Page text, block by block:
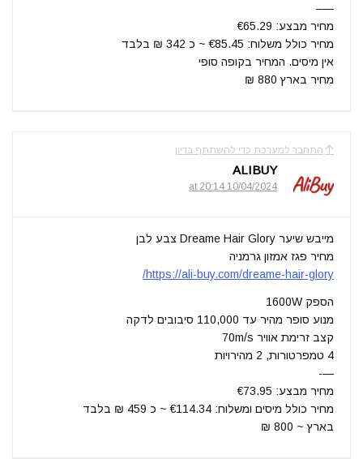
—–
מחיר מבצע: €65.29
מחיר כולל משלוח: €85.45 ~ כ 342 ₪ בלבד
אין מיסים. המחיר בקופה סופי
מחיר בארץ 880 ₪
התחבר למערכת כדי להשתתף בדיון
ALIBUY
10/04/2024 at 20:14
מייבש שיער Dreame Hair Glory צבע לבן
מחיר פגז אמזון גרמניה
https://ali-buy.com/dreame-hair-glory/
הספק 1600W
מנוע סופר מהיר עד 110,000 סיבובים לדקה
קצב זרימת אוויר 70m/s
4 טמפרטורות, 2 מהירויות
—-
מחיר מבצע: €73.95
מחיר כולל מיסים ומשלוח: €114.34 ~ כ 459 ₪ בלבד
בארץ ~ 800 ₪